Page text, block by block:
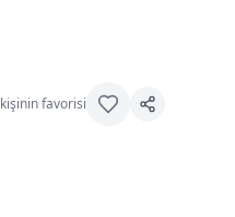
kişinin favorisi